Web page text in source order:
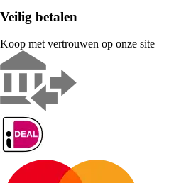
Veilig betalen
Koop met vertrouwen op onze site